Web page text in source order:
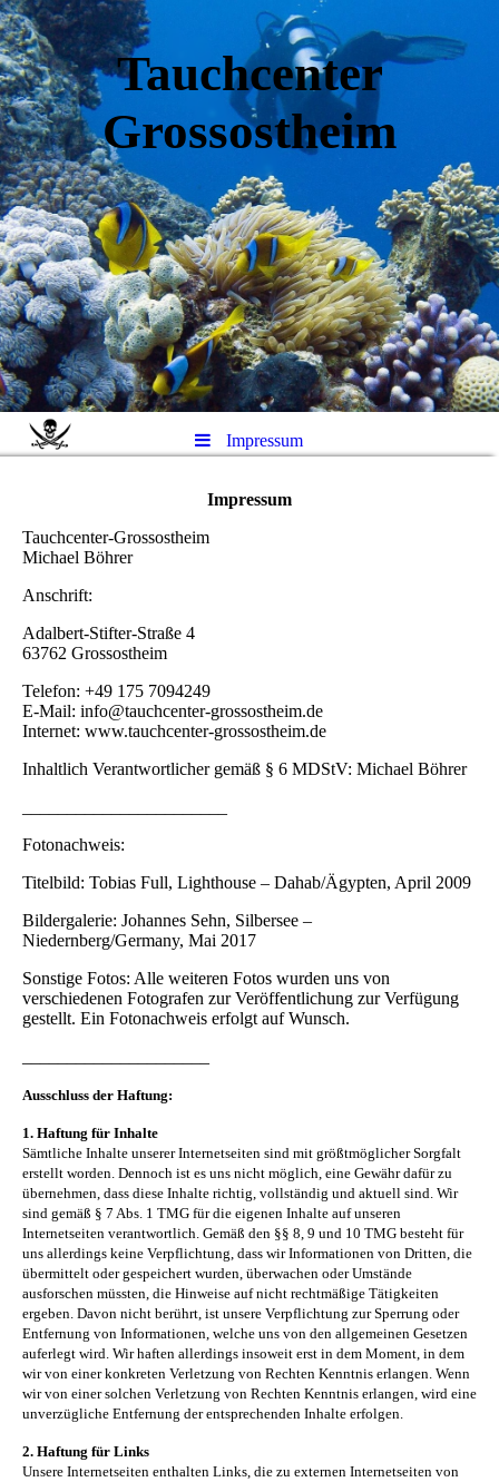
Tauchcenter
Grossostheim
Impressum
Impressum
Tauchcenter-Grossostheim
Michael Böhrer
Anschrift:
Adalbert-Stifter-Straße 4
63762 Grossostheim
Telefon: +49 175 7094249
E-Mail: info@tauchcenter-grossostheim.de
Internet: www.tauchcenter-grossostheim.de
Inhaltlich Verantwortlicher gemäß § 6 MDStV: Michael Böhrer
Fotonachweis:
Titelbild: Tobias Full, Lighthouse – Dahab/Ägypten, April 2009
Bildergalerie: Johannes Sehn, Silbersee –
Niedernberg/Germany, Mai 2017
Sonstige Fotos: Alle weiteren Fotos wurden uns von
verschiedenen Fotografen zur Veröffentlichung zur Verfügung
gestellt. Ein Fotonachweis erfolgt auf Wunsch.
Ausschluss der Haftung:
1. Haftung für Inhalte
Sämtliche Inhalte unserer Internetseiten sind mit größtmöglicher Sorgfalt
erstellt worden. Dennoch ist es uns nicht möglich, eine Gewähr dafür zu
übernehmen, dass diese Inhalte richtig, vollständig und aktuell sind. Wir
sind gemäß § 7 Abs. 1 TMG für die eigenen Inhalte auf unseren
Internetseiten verantwortlich. Gemäß den §§ 8, 9 und 10 TMG besteht für
uns allerdings keine Verpflichtung, dass wir Informationen von Dritten, die
übermittelt oder gespeichert wurden, überwachen oder Umstände
ausforschen müssten, die Hinweise auf nicht rechtmäßige Tätigkeiten
ergeben. Davon nicht berührt, ist unsere Verpflichtung zur Sperrung oder
Entfernung von Informationen, welche uns von den allgemeinen Gesetzen
auferlegt wird. Wir haften allerdings insoweit erst in dem Moment, in dem
wir von einer konkreten Verletzung von Rechten Kenntnis erlangen. Wenn
wir von einer solchen Verletzung von Rechten Kenntnis erlangen, wird eine
unverzügliche Entfernung der entsprechenden Inhalte erfolgen.
2. Haftung für Links
Unsere Internetseiten enthalten Links, die zu externen Internetseiten von